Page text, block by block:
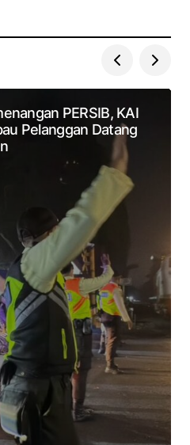
PERSIB, KAI
Pelanggan Datang